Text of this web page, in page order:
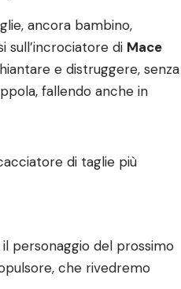
ancora bambino,
sull’incrociatore di Mace
e distruggere, senza
fallendo anche in
di taglie più
personaggio del prossimo
che rivedremo